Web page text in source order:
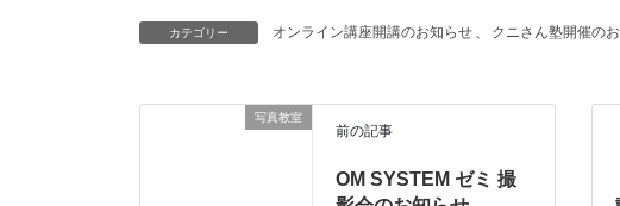
カテゴリー オンライン講座開講のお知らせ 、 クニさん塾開催の
写真教室
前の記事
OM SYSTEM ゼミ 撮